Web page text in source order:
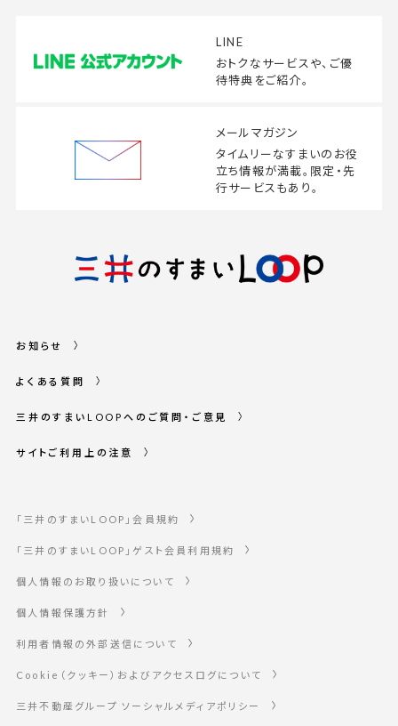
お知らせ
よくある質問
三井のすまいLOOPへのご質問・ご意見
サイトご利用上の注意
「三井のすまいLOOP」会員規約
「三井のすまいLOOP」ゲスト会員利用規約
個人情報のお取り扱いについて
個人情報保護方針
利用者情報の外部送信について
Cookie（クッキー）およびアクセスログについて
三井不動産グループ ソーシャルメディアポリシー
LINE
おトクなサービスや、 ご優
待特典をご紹介。
メールマガジン
タイムリーなすまいの お役
立ち情報が満載。 限定・先
行サービスもあり。